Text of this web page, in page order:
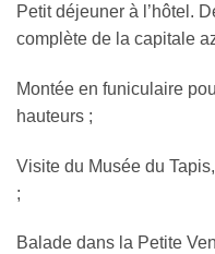
Petit déjeuner à l’hôtel.
complète de la capitale
Montée en funiculaire
hauteurs ;
Visite du Musée du
;
Balade dans la Petite